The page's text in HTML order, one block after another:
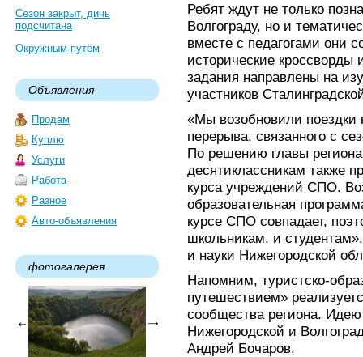
Сезон закрыт, дичь
подсчитана
Окружным путём
Объявления
Продам
Куплю
Услуги
Работа
Разное
Авто-объявления
фотогалерея
Ребят ждут не только
Волгограду, но и
вместе с педагогами они
исторические кроссворды
задания направлены на
участников
«Мы возобновили поездки
перерыва, связанного с
По решению главы
десятиклассникам также
курса учреждений СПО.
образовательная
курсе СПО совпадает,
школьникам, и
и науки Нижегородской
Напомним, туристско-
путешествием»
сообщества региона.
Нижегородской и
Андрей Бочаров.